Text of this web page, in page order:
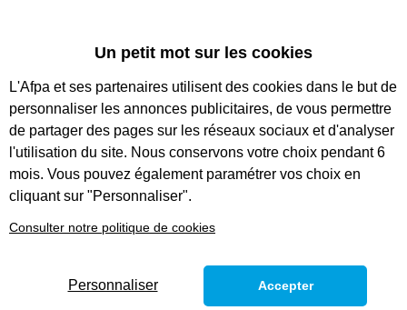
Utiliser efficacement sa messagerie et gérer un
planning d'activités
Un petit mot sur les cookies
L'Afpa et ses partenaires utilisent des cookies dans le but de
personnaliser les annonces publicitaires, de vous permettre
de partager des pages sur les réseaux sociaux et d'analyser
l'utilisation du site. Nous conservons votre choix pendant 6
mois. Vous pouvez également paramétrer vos choix en
cliquant sur "Personnaliser".
Consulter notre politique de cookies
Personnaliser Accepter